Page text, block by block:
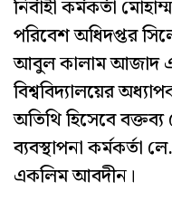
নির্বাহী কর্মকর্তা
পরিবেশ অধিদপ্তর
আবুল কালাম আজাদ
বিশ্ববিদ্যালয়ের
অতিথি হিসেবে বক্তব্য
ব্যবস্থাপনা কর্মকর্তা
একলিম আবদীন।